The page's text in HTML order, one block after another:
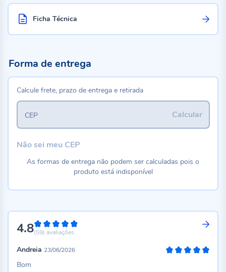
Ficha Técnica
4.896%
(59) avaliações
Andreia 23/06/2026
Bom
Forma de entrega
Calcule frete, prazo de entrega e retirada
Calcular
CEP
Não sei meu CEP
As formas de entrega não podem ser calculadas pois o
produto está indisponível